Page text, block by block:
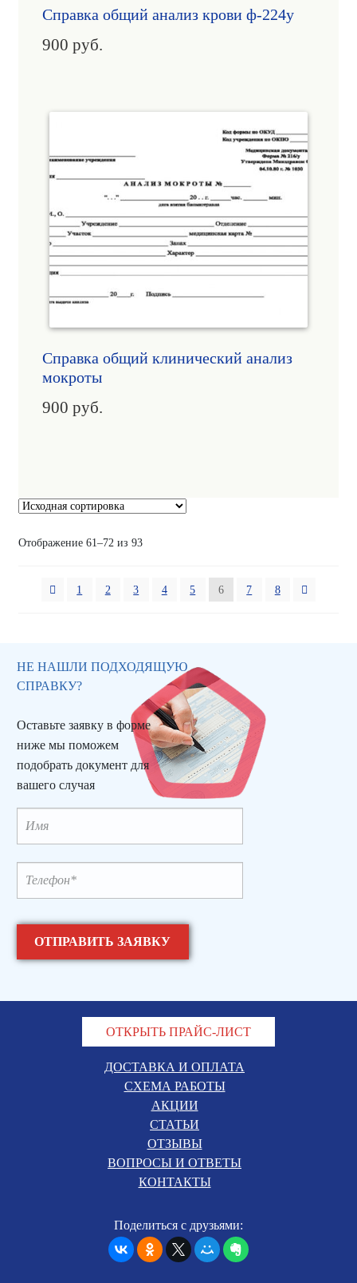
Справка общий анализ крови ф-224у
900 руб.
Справка общий клинический анализ
мокроты
900 руб.
Отображение 61–72 из 93
1 2 3 4 5 6 7 8
НЕ НАШЛИ ПОДХОДЯЩУЮ
СПРАВКУ?
Оставьте заявку в форме
ниже мы поможем
подобрать документ для
вашего случая
ОТКРЫТЬ ПРАЙС-ЛИСТ
ДОСТАВКА И ОПЛАТА
СХЕМА РАБОТЫ
АКЦИИ
СТАТЬИ
ОТЗЫВЫ
ВОПРОСЫ И ОТВЕТЫ
КОНТАКТЫ
Поделиться с друзьями: